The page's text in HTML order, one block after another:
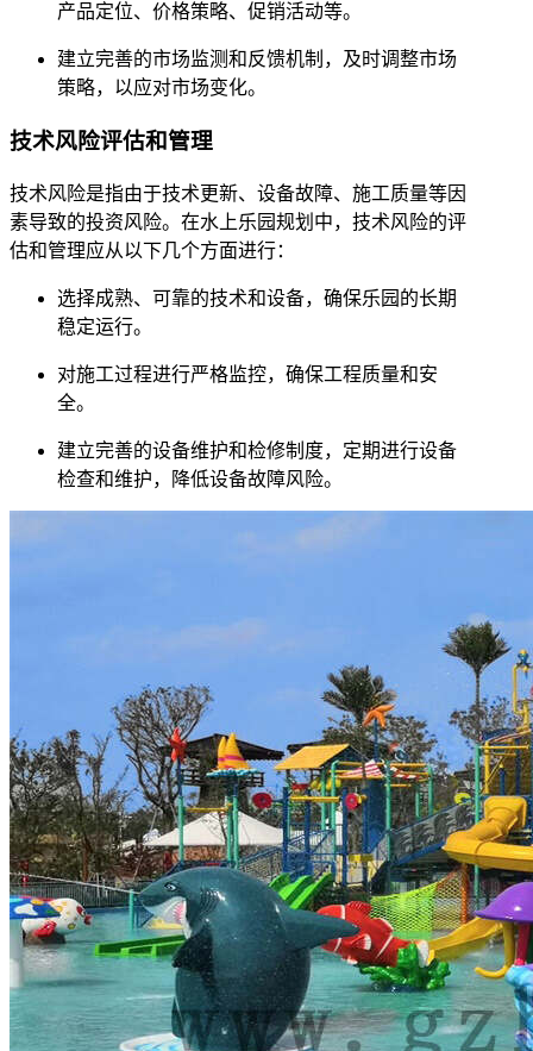
产品定位、价格策略、促销活动等。
建立完善的市场监测和反馈机制，及时调整市场
策略，以应对市场变化。
技术风险评估和管理
技术风险是指由于技术更新、设备故障、施工质量等因
素导致的投资风险。在水上乐园规划中，技术风险的评
估和管理应从以下几个方面进行：
选择成熟、可靠的技术和设备，确保乐园的长期
稳定运行。
对施工过程进行严格监控，确保工程质量和安
全。
建立完善的设备维护和检修制度，定期进行设备
检查和维护，降低设备故障风险。